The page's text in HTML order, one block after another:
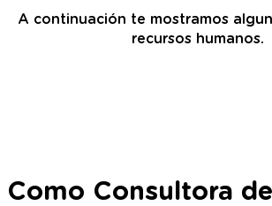
A continuación te mostramos
recursos humanos.
Como Consultora